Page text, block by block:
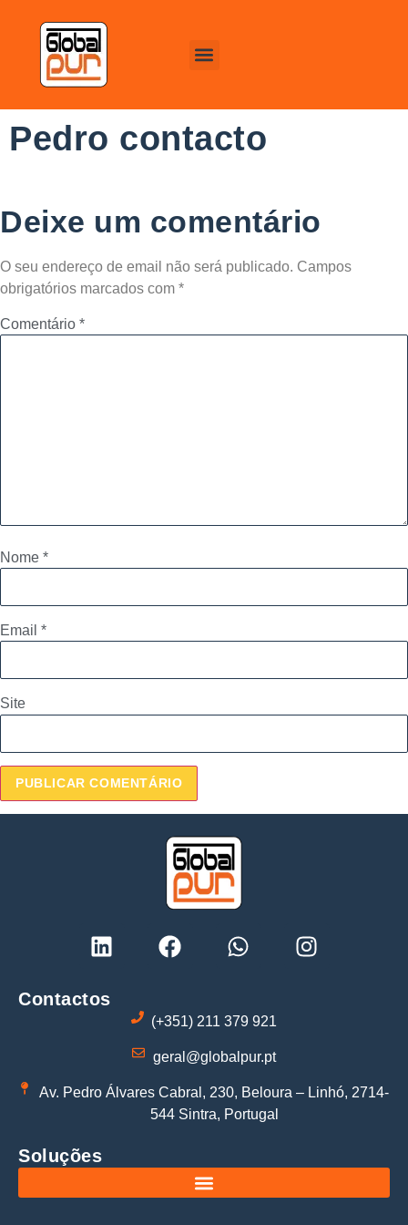
Pedro contacto
Deixe um comentário
O seu endereço de email não será publicado. Campos
obrigatórios marcados com *
Comentário *
Nome *
Email *
Site
Contactos
(+351) 211 379 921
geral@globalpur.pt
Av. Pedro Álvares Cabral, 230, Beloura – Linhó, 2714-
544 Sintra, Portugal
Soluções